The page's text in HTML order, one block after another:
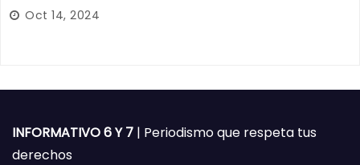
Oct 14, 2024
INFORMATIVO 6 Y 7 | Periodismo que respeta tus
derechos